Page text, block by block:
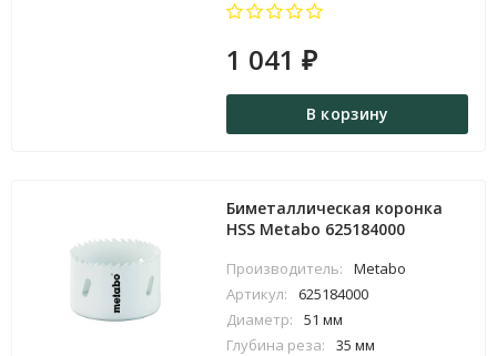
1 041₽
В корзину
Биметаллическая коронка
HSS Metabo 625184000
Производитель:
Metabo
Артикул:
625184000
Диаметр:
51 мм
Глубина реза:
35 мм